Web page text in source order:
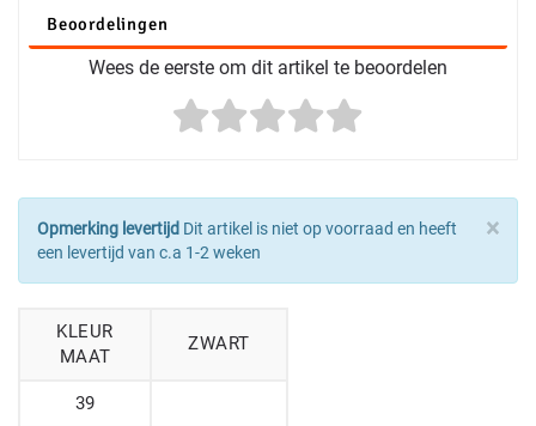
Beoordelingen
Wees de eerste om dit artikel te beoordelen
×
Opmerking levertijd Dit artikel is niet op voorraad en heeft
een levertijd van c.a 1-2 weken
KLEUR
MAAT
ZWART
39